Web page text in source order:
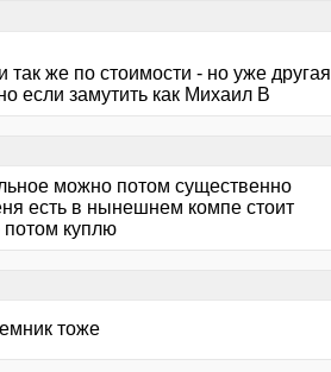
так же по стоимости - но уже другая
если замутить как Михаил В
можно потом существенно
есть в нынешнем компе стоит
куплю
тоже